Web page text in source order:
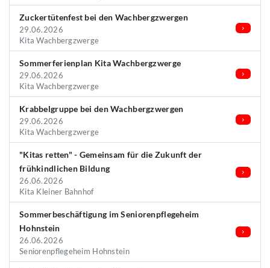
Zuckertütenfest bei den Wachbergzwergen
29.06.2026
Kita Wachbergzwerge
Sommerferienplan Kita Wachbergzwerge
29.06.2026
Kita Wachbergzwerge
Krabbelgruppe bei den Wachbergzwergen
29.06.2026
Kita Wachbergzwerge
"Kitas retten" - Gemeinsam für die Zukunft der
frühkindlichen Bildung
26.06.2026
Kita Kleiner Bahnhof
Sommerbeschäftigung im Seniorenpflegeheim
Hohnstein
26.06.2026
Seniorenpflegeheim Hohnstein